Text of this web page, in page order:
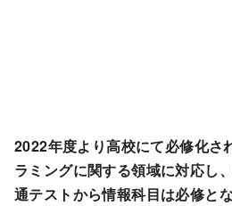
2022年度より高校にて必修化
ラミングに関する領域に対応し
通テストから情報科目は必修とな